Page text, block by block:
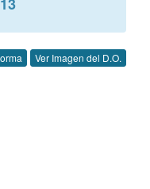
Ver Imagen del D.O.